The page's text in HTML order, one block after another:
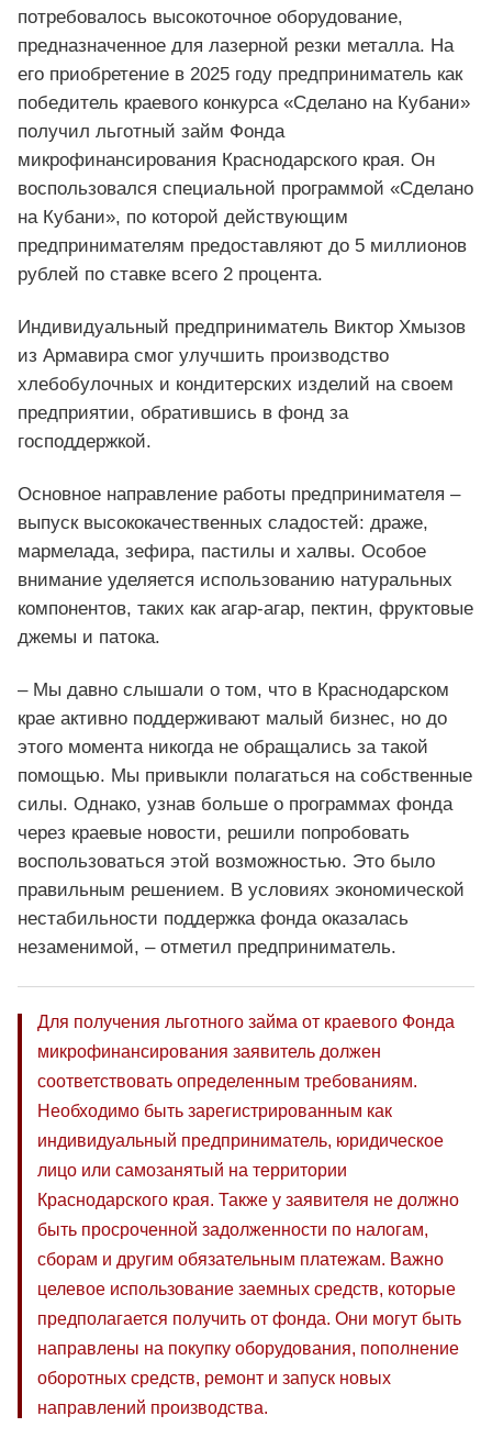
потребовалось высокоточное оборудование,
предназначенное для лазерной резки металла. На
его приобретение в 2025 году предприниматель как
победитель краевого конкурса «Сделано на Кубани»
получил льготный займ Фонда
микрофинансирования Краснодарского края. Он
воспользовался специальной программой «Сделано
на Кубани», по которой действующим
предпринимателям предоставляют до 5 миллионов
рублей по ставке всего 2 процента.
Индивидуальный предприниматель Виктор Хмызов
из Армавира смог улучшить производство
хлебобулочных и кондитерских изделий на своем
предприятии, обратившись в фонд за
господдержкой.
Основное направление работы предпринимателя –
выпуск высококачественных сладостей: драже,
мармелада, зефира, пастилы и халвы. Особое
внимание уделяется использованию натуральных
компонентов, таких как агар-агар, пектин, фруктовые
джемы и патока.
– Мы давно слышали о том, что в Краснодарском
крае активно поддерживают малый бизнес, но до
этого момента никогда не обращались за такой
помощью. Мы привыкли полагаться на собственные
силы. Однако, узнав больше о программах фонда
через краевые новости, решили попробовать
воспользоваться этой возможностью. Это было
правильным решением. В условиях экономической
нестабильности поддержка фонда оказалась
незаменимой, – отметил предприниматель.
Для получения льготного займа от краевого Фонда
микрофинансирования заявитель должен
соответствовать определенным требованиям.
Необходимо быть зарегистрированным как
индивидуальный предприниматель, юридическое
лицо или самозанятый на территории
Краснодарского края. Также у заявителя не должно
быть просроченной задолженности по налогам,
сборам и другим обязательным платежам. Важно
целевое использование заемных средств, которые
предполагается получить от фонда. Они могут быть
направлены на покупку оборудования, пополнение
оборотных средств, ремонт и запуск новых
направлений производства.